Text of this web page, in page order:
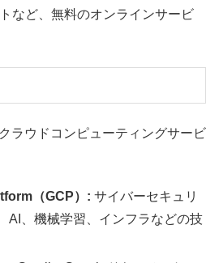
など、無料のオンラインサービ
ラウドコンピューティングサービ
（GCP）: サイバーセキュリ
AI、機械学習、インフラなどの技